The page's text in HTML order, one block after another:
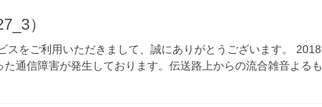
）
スをご利用いただきまして、誠にありがとうございます。 2018
通信障害が発生しております。伝送路上からの流合雑音よるも